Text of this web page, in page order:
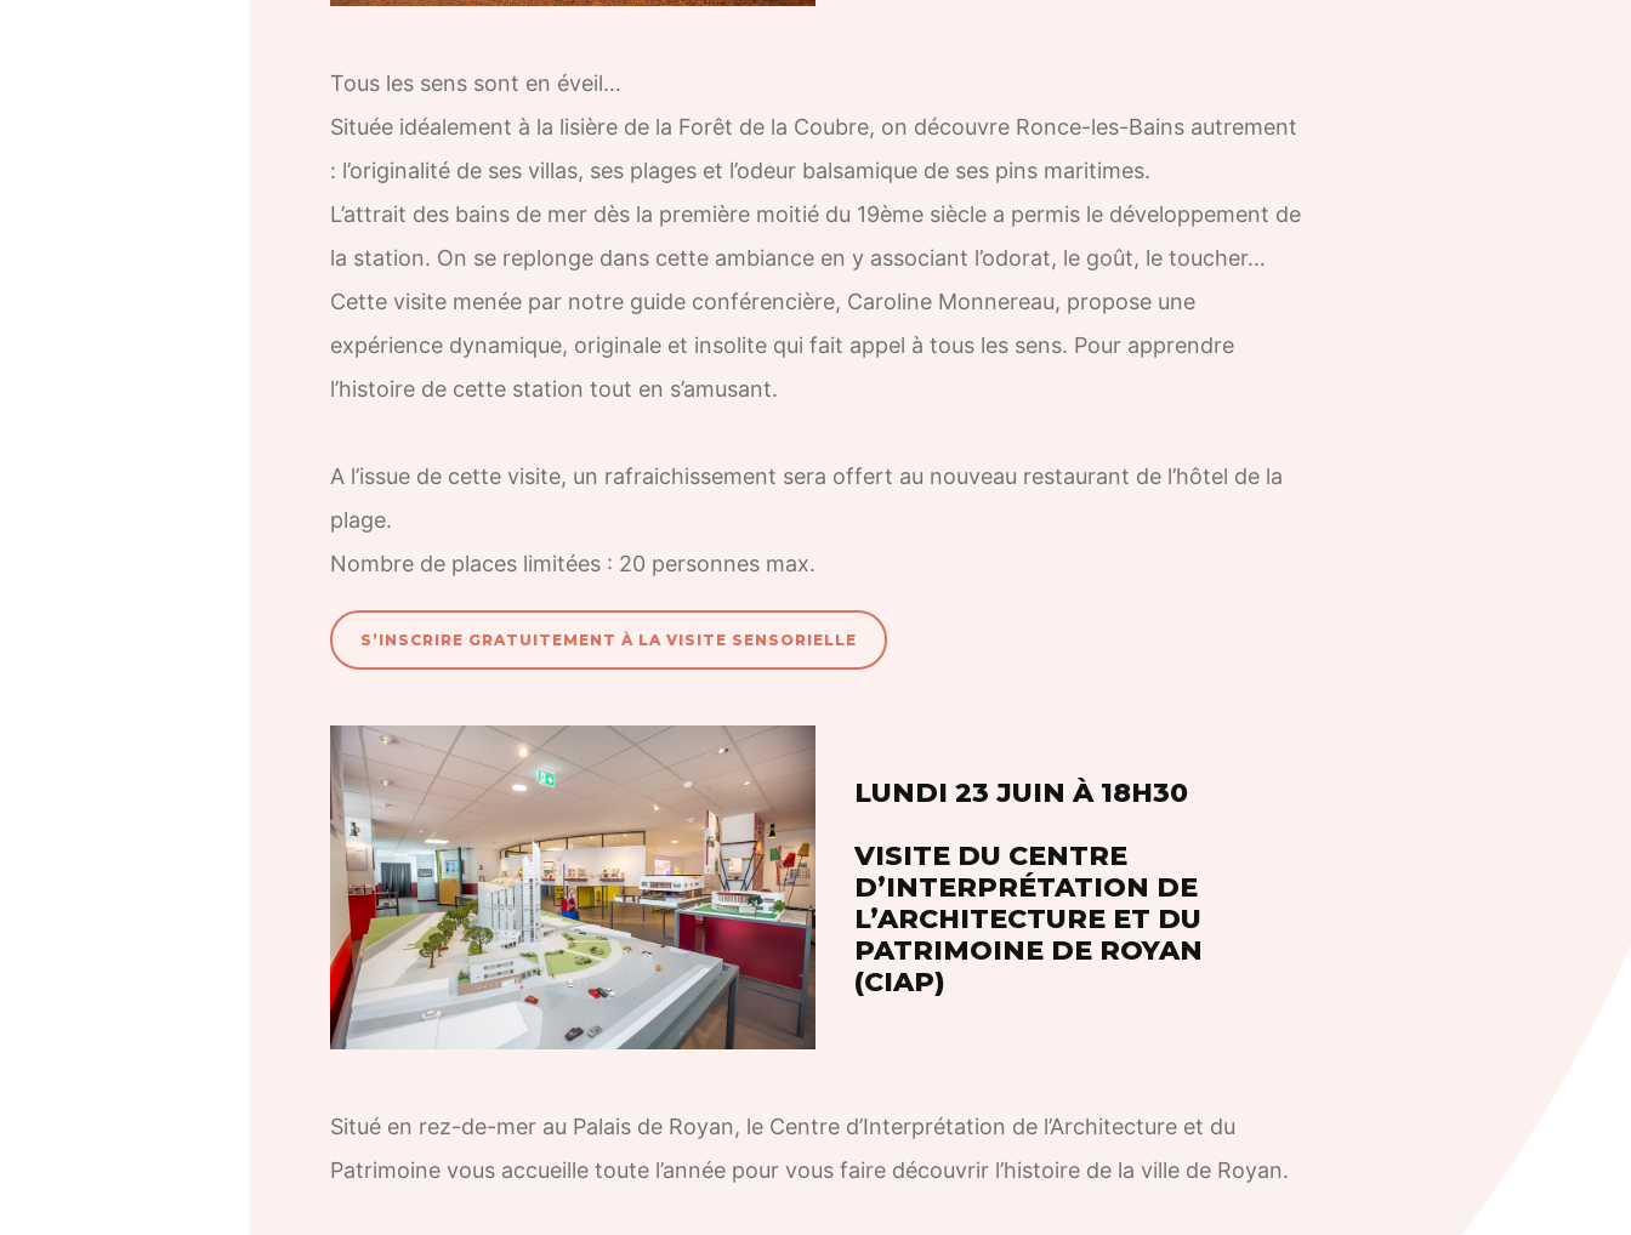
Tous les sens sont en éveil…
Située idéalement à la lisière de la Forêt de la Coubre, on découvre Ronce-les-Bains autrement
: l’originalité de ses villas, ses plages et l’odeur balsamique de ses pins maritimes.
L’attrait des bains de mer dès la première moitié du 19ème siècle a permis le développement de
la station. On se replonge dans cette ambiance en y associant l’odorat, le goût, le toucher…
Cette visite menée par notre guide conférencière, Caroline Monnereau, propose une
expérience dynamique, originale et insolite qui fait appel à tous les sens. Pour apprendre
l’histoire de cette station tout en s’amusant.
A l’issue de cette visite, un rafraichissement sera offert au nouveau restaurant de l’hôtel de la
plage.
Nombre de places limitées : 20 personnes max.
S’INSCRIRE GRATUITEMENT À LA VISITE SENSORIELLE
LUNDI 23 JUIN À 18H30
VISITE DU CENTRE
D’INTERPRÉTATION DE
L’ARCHITECTURE ET DU
PATRIMOINE DE ROYAN
(CIAP)
Situé en rez-de-mer au Palais de Royan, le Centre d’Interprétation de l’Architecture et du
Patrimoine vous accueille toute l’année pour vous faire découvrir l’histoire de la ville de Royan.